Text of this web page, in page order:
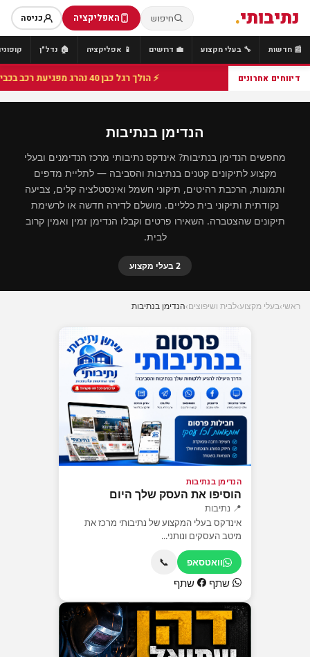
נתיבותי. חיפוש האפליקציה כניסה
📰 חדשות 🔧 בעלי מקצוע 💼 דרושים 📱 אפליקציה 🏠 נדל"ן
דיווחים אחרונים ⚡ הולך רגל כבן 40 נהרג מפגיעת רכב בכביש 25 סמוך לצומת הנשיא, מתנדבי זק"א פועלו בזירה
הנדימן בנתיבות
מחפשים הנדימן בנתיבות? אינדקס נתיבותי מרכז הנדימנים ובעלי
מקצוע לתיקונים קטנים בנתיבות והסביבה — לתליית מדפים
ותמונות, הרכבת רהיטים, תיקוני חשמל ואינסטלציה קלים, צביעה
נקודתית ותיקוני בית כלליים. מושלם לדירה חדשה או לרשימת
תיקונים שהצטברה. השאירו פרטים וקבלו הנדימן זמין ואמין קרוב
לבית.
2 בעלי מקצוע
ראשי›בעלי מקצוע›לבית ושיפוצים›הנדימן בנתיבות
הנדימן בנתיבות
הוסיפו את העסק שלך היום
📍 נתיבות
אינדקס בעלי המקצוע של נתיבותי מרכז את
מיטב העסקים ונותני...
וואטסאפ 📞
שתף שתף